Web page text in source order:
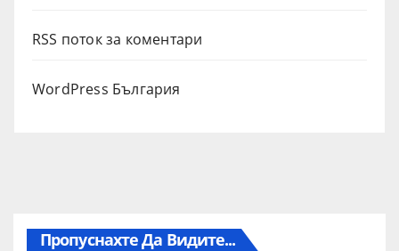
RSS поток за коментари
WordPress България
Пропуснахте Да Видите...